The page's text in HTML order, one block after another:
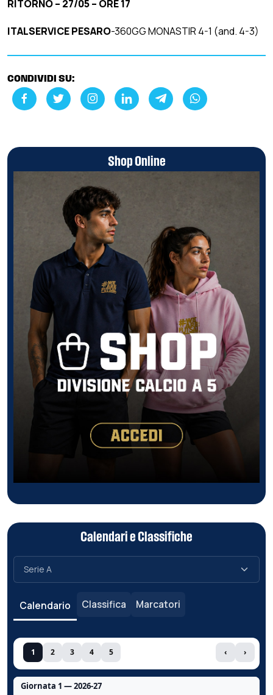
RITORNO – 27/05 – ORE 17
ITALSERVICE PESARO-360GG MONASTIR 4-1 (and. 4-3)
CONDIVIDI SU:
Shop Online
Calendari e Classifiche
Calendario Classifica Marcatori
1 2 3 4 5 ‹ ›
Giornata 1 — 2026-27